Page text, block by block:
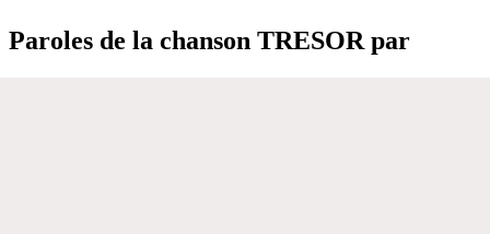
Paroles de la chanson TRESOR par